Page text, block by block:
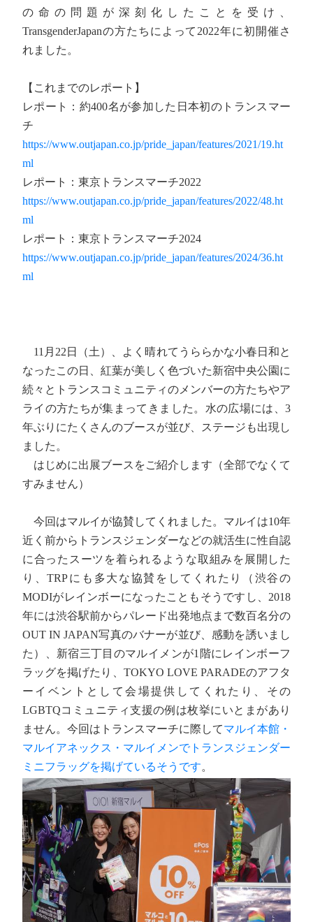
の命の問題が深刻化したことを受け、
TransgenderJapanの方たちによって2022年に初開催さ
れました。
【これまでのレポート】
レポート：約400名が参加した日本初のトランスマー
チ
https://www.outjapan.co.jp/pride_japan/features/2021/19.ht
ml
レポート：東京トランスマーチ2022
https://www.outjapan.co.jp/pride_japan/features/2022/48.ht
ml
レポート：東京トランスマーチ2024
https://www.outjapan.co.jp/pride_japan/features/2024/36.ht
ml
11月22日（土）、よく晴れてうららかな小春日和と
なったこの日、紅葉が美しく色づいた新宿中央公園に
続々とトランスコミュニティのメンバーの方たちやア
ライの方たちが集まってきました。水の広場には、3
年ぶりにたくさんのブースが並び、ステージも出現し
ました。
はじめに出展ブースをご紹介します（全部でなくて
すみません）
今回はマルイが協賛してくれました。マルイは10年
近く前からトランスジェンダーなどの就活生に性自認
に合ったスーツを着られるような取組みを展開した
り、TRPにも多大な協賛をしてくれたり（渋谷の
MODIがレインボーになったこともそうですし、2018
年には渋谷駅前からパレード出発地点まで数百名分の
OUT IN JAPAN写真のバナーが並び、感動を誘いまし
た）、新宿三丁目のマルイメンが1階にレインボーフ
ラッグを掲げたり、TOKYO LOVE PARADEのアフタ
ーイベントとして会場提供してくれたり、その
LGBTQコミュニティ支援の例は枚挙にいとまがあり
ません。今回はトランスマーチに際してマルイ本館・
マルイアネックス・マルイメンでトランスジェンダー
ミニフラッグを掲げているそうです。